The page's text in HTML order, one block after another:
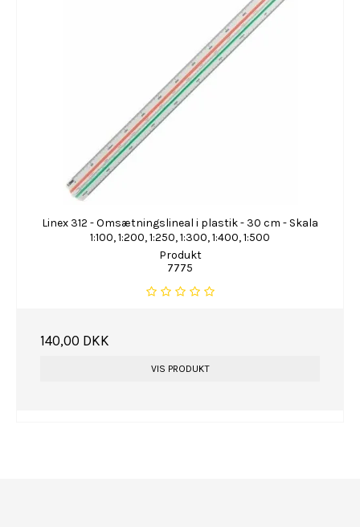
Linex 312 - Omsætningslineal i plastik - 30 cm - Skala
1:100, 1:200, 1:250, 1:300, 1:400, 1:500
Produkt
7775
140,00 DKK
VIS PRODUKT